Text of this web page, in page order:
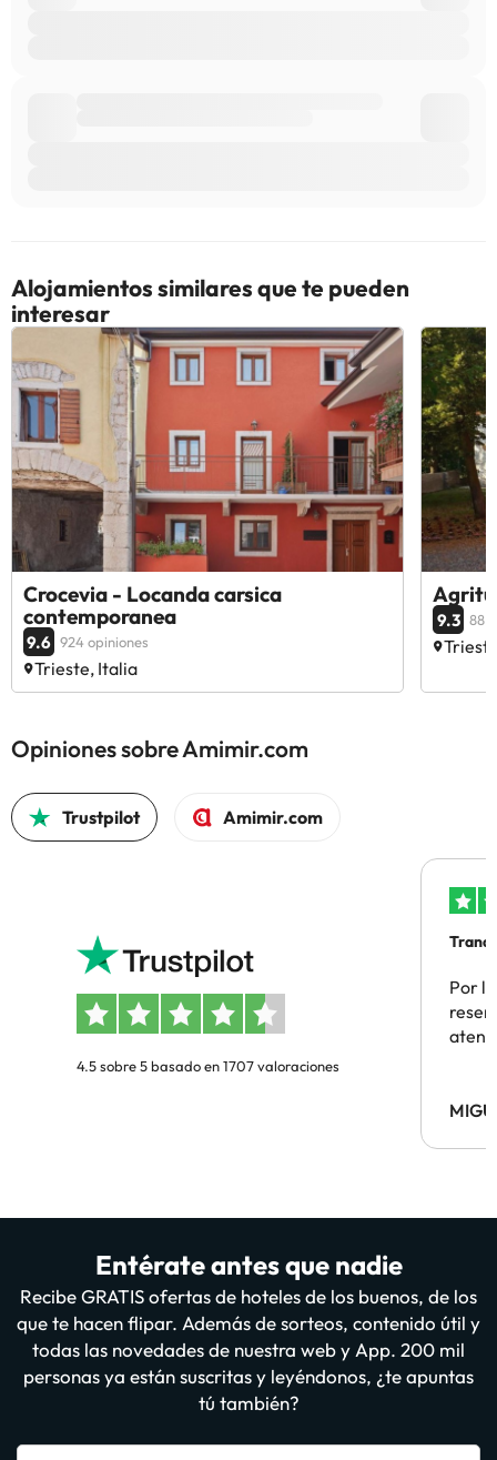
Alojamientos similares que te pueden
interesar
Crocevia - Locanda carsica
contemporanea
9.6 924 opiniones
Trieste, Italia
9.3 88
Opiniones sobre Amimir.com
Trustpilot Amimir.com
4.5 sobre 5 basado en 1707 valoraciones
Por
Entérate antes que nadie
Recibe GRATIS ofertas de hoteles de los buenos, de los
que te hacen flipar. Además de sorteos, contenido útil y
todas las novedades de nuestra web y App. 200 mil
personas ya están suscritas y leyéndonos, ¿te apuntas
tú también?